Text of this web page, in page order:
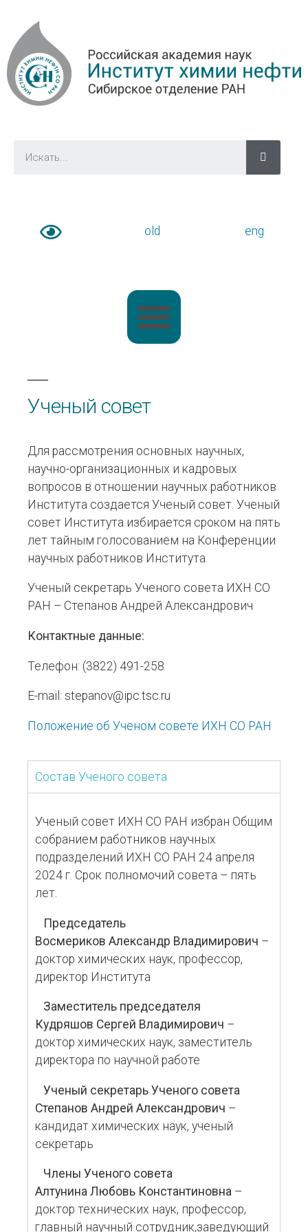
old eng
Ученый совет
Для рассмотрения основных научных,
научно-организационных и кадровых
вопросов в отношении научных работников
Института создается Ученый совет. Ученый
совет Института избирается сроком на пять
лет тайным голосованием на Конференции
научных работников Института.
Ученый секретарь Ученого совета ИХН СО
РАН – Степанов Андрей Александрович
Контактные данные:
Телефон: (3822) 491-258
E-mail: stepanov@ipc.tsc.ru
Положение об Ученом совете ИХН СО РАН
Состав Ученого совета
Ученый совет ИХН СО РАН избран Общим
собранием работников научных
подразделений ИХН СО РАН 24 апреля
2024 г. Срок полномочий совета – пять
лет.
Председатель
Восмериков Александр Владимирович –
доктор химических наук, профессор,
директор Института
Заместитель председателя
Кудряшов Сергей Владимирович –
доктор химических наук, заместитель
директора по научной работе
Ученый секретарь Ученого совета
Степанов Андрей Александрович –
кандидат химических наук, ученый
секретарь
Члены Ученого совета
Алтунина Любовь Константиновна –
доктор технических наук, профессор,
главный научный сотрудник,заведующий